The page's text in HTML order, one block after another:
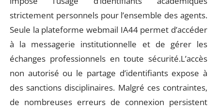
strictement personnels pour l’ensemble des agents.
Seule la plateforme webmail IA44 permet d’accéder
à la messagerie institutionnelle et de gérer les
échanges professionnels en toute sécurité.L’accès
non autorisé ou le partage d’identifiants expose à
des sanctions disciplinaires. Malgré ces contraintes,
de nombreuses erreurs de connexion persistent